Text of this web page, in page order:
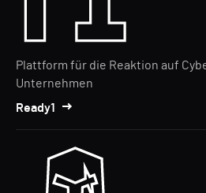
Plattform für die Reaktion auf
Unternehmen
Ready1